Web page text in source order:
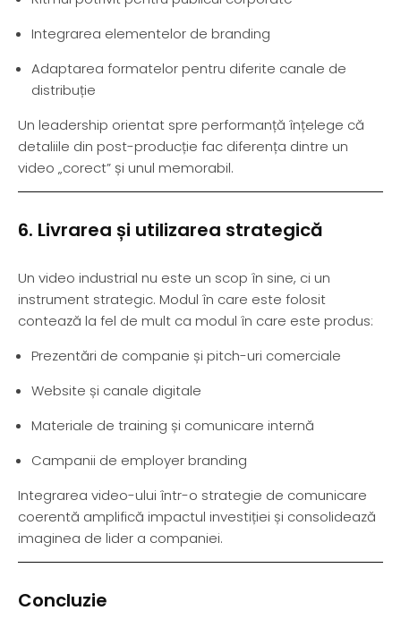
Integrarea elementelor de branding
Adaptarea formatelor pentru diferite canale de
distribuție
Un leadership orientat spre performanță înțelege că
detaliile din post-producție fac diferența dintre un
video „corect” și unul memorabil.
6. Livrarea și utilizarea strategică
Un video industrial nu este un scop în sine, ci un
instrument strategic. Modul în care este folosit
contează la fel de mult ca modul în care este produs:
Prezentări de companie și pitch-uri comerciale
Website și canale digitale
Materiale de training și comunicare internă
Campanii de employer branding
Integrarea video-ului într-o strategie de comunicare
coerentă amplifică impactul investiției și consolidează
imaginea de lider a companiei.
Concluzie